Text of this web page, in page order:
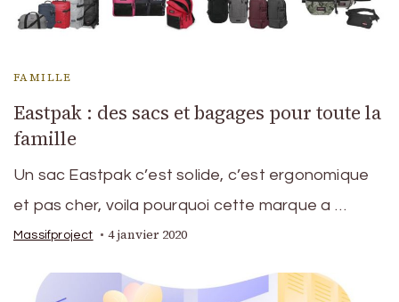
FAMILLE
Eastpak : des sacs et bagages pour toute la
famille
Un sac Eastpak c’est solide, c’est ergonomique
et pas cher, voila pourquoi cette marque a …
Massifproject 4 janvier 2020